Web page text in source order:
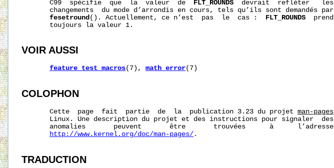
       C99  spécifie  que  la  valeur  de
FLT_ROUNDS
  devrait  refléter   les
       changements  du mode d’arrondis en cours, tels qu’ils sont demandés par
fesetround (). Actuellement, ce n’est  pas  le  cas : FLT_ROUNDS
  prend
       toujours la valeur 1.
VOIR AUSSI
feature_test_macros(7), math_error(7)
COLOPHON
       Cette  page  fait  partie  de  la  publication 3.23 du projet
man-pages
       Linux. Une description du projet et des instructions pour signaler  des
       anomalies       peuvent       être       trouvées      à      l’adresse
http://www.kernel.org/doc/man-pages/ .
TRADUCTION